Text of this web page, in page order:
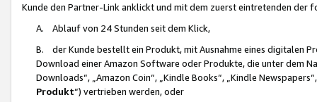
Kunde den Partner-Link anklickt und mit dem zuerst eintretenden der
A. Ablauf von 24 Stunden seit dem Klick,
B. der Kunde bestellt ein Produkt, mit Ausnahme eines digitalen
Download einer Amazon Software oder Produkte, die unter dem
Downloads“, „Amazon Coin“, „Kindle Books“, „Kindle
Produkt“) vertrieben werden, oder